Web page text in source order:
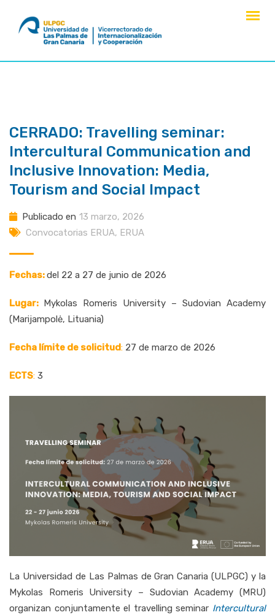
CERRADO: Travelling seminar:
Intercultural Communication and
Inclusive Innovation: Media,
Tourism and Social Impact
Publicado en 13 marzo, 2026
Convocatorias ERUA, ERUA
Fechas:del 22 a 27 de junio de 2026
Lugar: Mykolas Romeris University – Sudovian Academy
(Marijampolė, Lituania)
Fecha límite de solicitud: 27 de marzo de 2026
ECTS: 3
La Universidad de Las Palmas deGranCanaria (ULPGC) yla
Mykolas Romeris University – SudovianAcademy (MRU)
organizan conjuntamenteel travellingseminar Intercultural